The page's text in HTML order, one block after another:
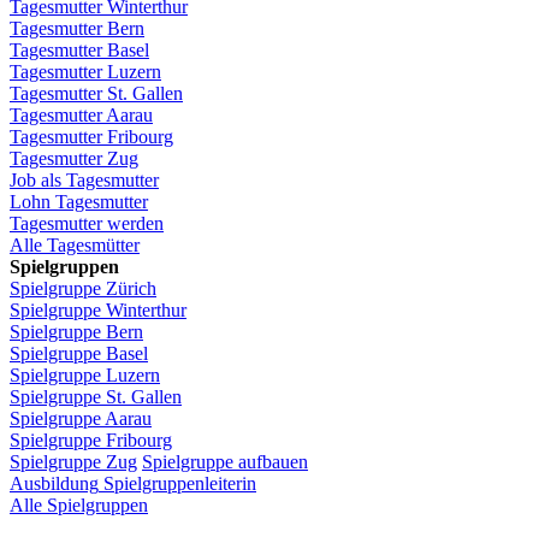
TagesmutterWinterthur
TagesmutterBern
TagesmutterBasel
Tagesmutter Luzern
TagesmutterSt. Gallen
Tagesmutter Aarau
Tagesmutter Fribourg
Tagesmutter Zug
Job als Tagesmutter
Lohn Tagesmutter
Tagesmutter werden
Alle Tagesmütter
Spielgruppen
Spielgruppe Zürich
Spielgruppe Winterthur
Spielgruppe Bern
Spielgruppe Basel
Spielgruppe Luzern
Spielgruppe St. Gallen
Spielgruppe Aarau
Spielgruppe Fribourg
Spielgruppe Zug Spielgruppe aufbauen
Ausbildung Spielgruppenleiterin
Alle Spielgruppen